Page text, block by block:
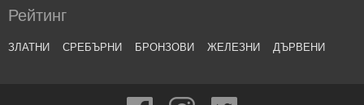
Рейтинг
ЗЛАТНИ СРЕБЪРНИ БРОНЗОВИ ЖЕЛЕЗНИ ДЪРВЕНИ